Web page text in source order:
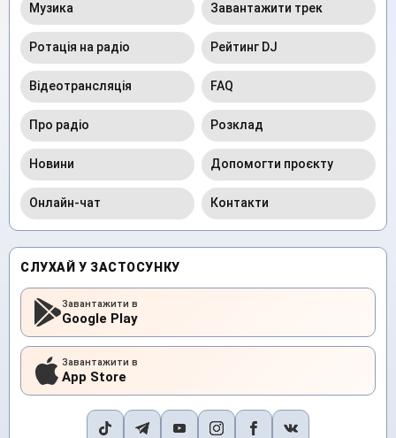
Музика Завантажити трек
Ротація на радіо Рейтинг DJ
Відеотрансляція FAQ
Про радіо Розклад
Новини Допомогти проєкту
Онлайн-чат Контакти
СЛУХАЙ У ЗАСТОСУНКУ
Завантажити в
Google Play
Завантажити в
App Store